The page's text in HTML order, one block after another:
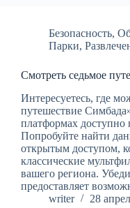
Безопасность,
Парки,
Смотреть седьмое
Интересуетесь, где
путешествие
платформах доступно
Попробуйте найти
открытым доступом,
классические
вашего региона.
предоставляет
writer
28